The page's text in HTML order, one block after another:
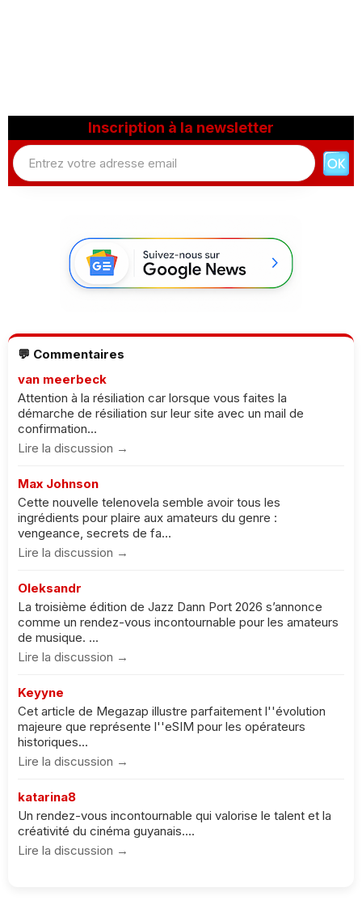
Inscription à la newsletter
💬 Commentaires
van meerbeck
Attention à la résiliation car lorsque vous faites la
démarche de résiliation sur leur site avec un mail de
confirmation...
Lire la discussion →
Max Johnson
Cette nouvelle telenovela semble avoir tous les
ingrédients pour plaire aux amateurs du genre :
vengeance, secrets de fa...
Lire la discussion →
Oleksandr
La troisième édition de Jazz Dann Port 2026 s’annonce
comme un rendez-vous incontournable pour les amateurs
de musique. ...
Lire la discussion →
Keyyne
Cet article de Megazap illustre parfaitement l''évolution
majeure que représente l''eSIM pour les opérateurs
historiques...
Lire la discussion →
katarina8
Un rendez-vous incontournable qui valorise le talent et la
créativité du cinéma guyanais....
Lire la discussion →